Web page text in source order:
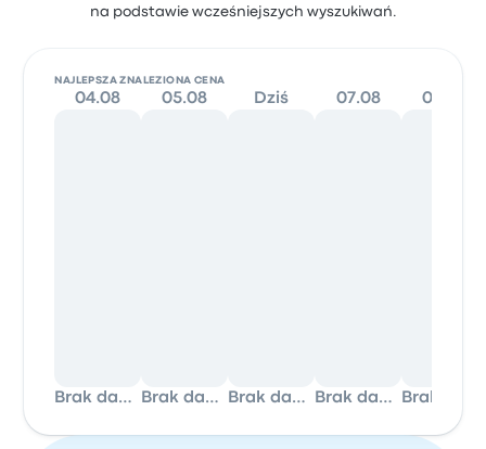
na podstawie wcześniejszych wyszukiwań.
NAJLEPSZA ZNALEZIONA CENA
04.08
Brak danych
05.08
Brak danych
Dziś
Brak danych
07.08
Brak danych
08.08